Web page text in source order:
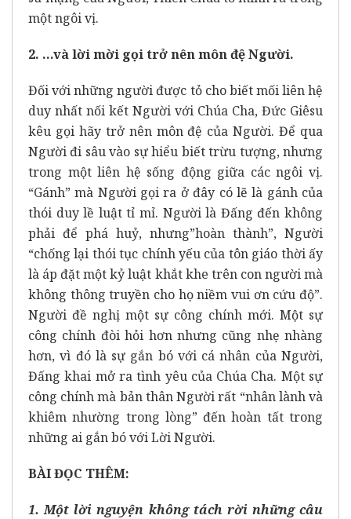
một ngôi vị.
2. …và lời mời gọi trở nên môn đệ Người.
Đối với những người được tỏ cho biết mối liên hệ
duy nhất nối kết Người với Chúa Cha, Đức Giêsu
kêu gọi hãy trở nên môn đệ của Người. Để qua
Người đi sâu vào sự hiểu biết trừu tượng, nhưng
trong một liên hệ sống động giữa các ngôi vị.
“Gánh” mà Người gọi ra ở đây có lẽ là gánh của
thói duy lề luật tỉ mỉ. Người là Đấng đến không
phải để phá huỷ, nhưng”hoàn thành”, Người
“chống lại thói tục chính yếu của tôn giáo thời ấy
là áp đặt một kỷ luật khắt khe trên con người mà
không thông truyền cho họ niềm vui ơn cứu độ”.
Người đề nghị một sự công chính mới. Một sự
công chính đòi hỏi hơn nhưng cũng nhẹ nhàng
hơn, vì đó là sự gắn bó với cá nhân của Người,
Đấng khai mở ra tình yêu của Chúa Cha. Một sự
công chính mà bản thân Người rất “nhân lành và
khiêm nhường trong lòng” đến hoàn tất trong
những ai gắn bó với Lời Người.
BÀI ĐỌC THÊM:
1. Một lời nguyện không tách rời những câu